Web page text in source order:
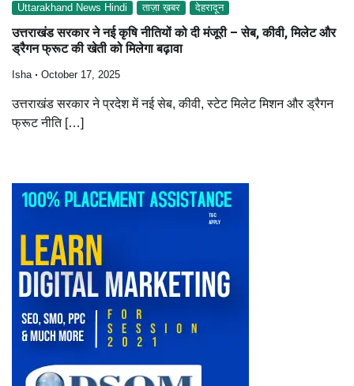
Uttarakhand News Hindi ताज़ा ख़बर देहरादून
उत्तराखंड सरकार ने नई कृषि नीतियों को दी मंजूरी – सेब, कीवी, मिलेट और
ड्रैगन फ्रूट की खेती को मिलेगा बढ़ावा
Isha October 17, 2025
उत्तराखंड सरकार ने प्रदेश में नई सेब, कीवी, स्टेट मिलेट मिशन और ड्रैगन
फ्रूट नीति […]